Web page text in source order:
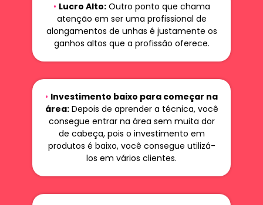
• Lucro Alto:Outro ponto que chama
atenção em ser uma profissional de
alongamentos de unhas é justamente os
ganhos altos que a profissão oferece.
• Investimento baixo para começar na
área:Depois de aprender a técnica, você
consegue entrar na área sem muita dor
de cabeça, pois o investimento em
produtos é baixo, você consegue utilizá-
los em vários clientes.